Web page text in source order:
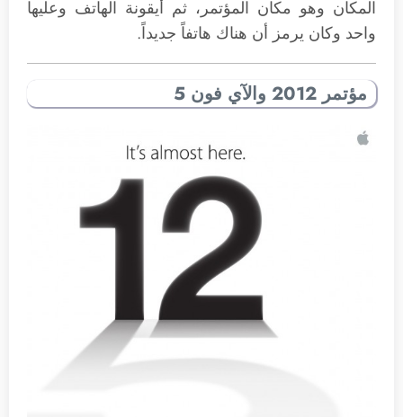
المكان وهو مكان المؤتمر، ثم أيقونة الهاتف وعليها
واحد وكان يرمز أن هناك هاتفاً جديداً.
مؤتمر 2012 والآي فون 5